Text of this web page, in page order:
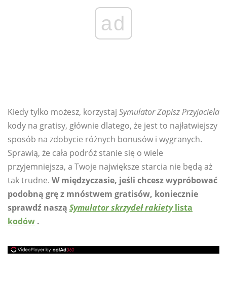
ad
Kiedy tylko możesz, korzystaj Symulator Zapisz Przyjaciela
kody na gratisy, głównie dlatego, że jest to najłatwiejszy
sposób na zdobycie różnych bonusów i wygranych.
Sprawią, że cała podróż stanie się o wiele
przyjemniejsza, a Twoje największe starcia nie będą aż
tak trudne. W międzyczasie, jeśli chcesz wypróbować
podobną grę z mnóstwem gratisów, koniecznie
sprawdź naszą Symulator skrzydeł rakietylista
kodów .